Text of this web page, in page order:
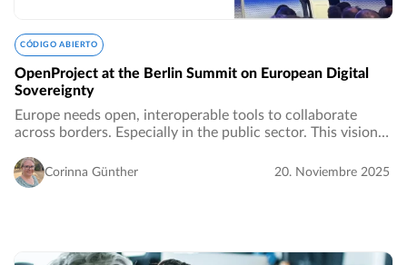
CÓDIGO ABIERTO
OpenProject at the Berlin Summit on European Digital
Sovereignty
Europe needs open, interoperable tools to collaborate
across borders. Especially in the public sector. This vision
Sovereignty in Berlin, where leaders…
Corinna Günther 20. Noviembre 2025